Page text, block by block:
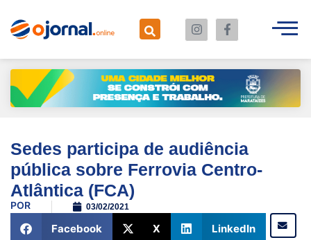
Sedes participa de audiência
pública sobre Ferrovia Centro-
Atlântica (FCA)
POR 03/02/2021
Facebook X LinkedIn